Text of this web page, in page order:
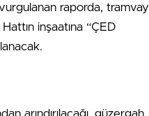
vurgulanan raporda, tramvay
inşaatına “ÇED
arındırılacağı, güzergah